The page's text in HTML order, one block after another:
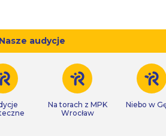
Nasze audycje
Na torach z MPK
Wrocław
Niebo w